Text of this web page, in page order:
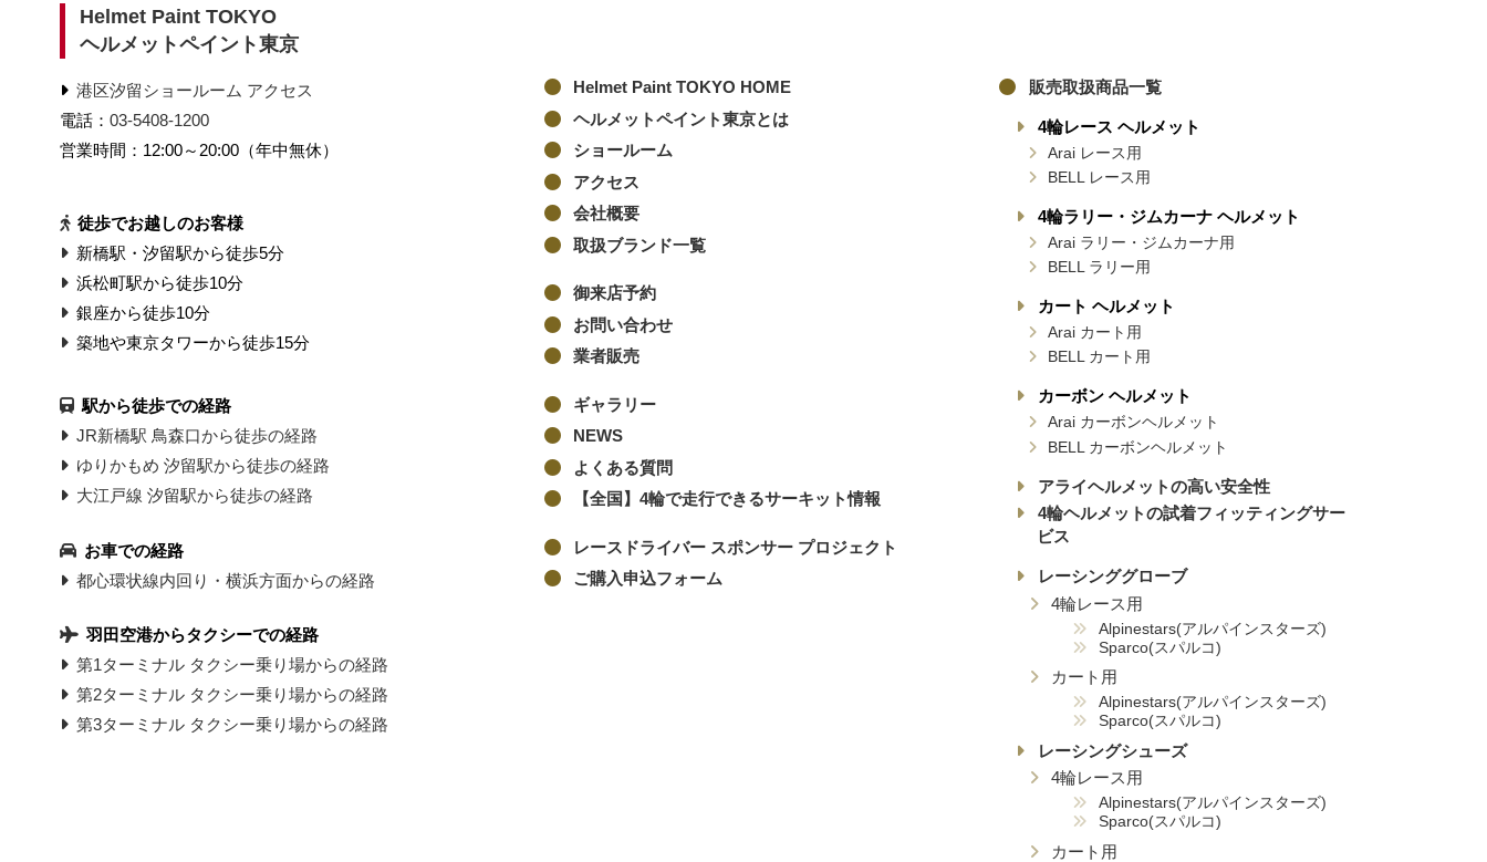
Helmet Paint TOKYO
ヘルメットペイント東京
港区汐留ショールーム アクセス
電話： 03-5408-1200
営業時間：12:00～20:00（年中無休）
徒歩でお越しのお客様
新橋駅・汐留駅から徒歩5分
浜松町駅から徒歩10分
銀座から徒歩10分
築地や東京タワーから徒歩15分
駅から徒歩での経路
JR新橋駅 鳥森口から徒歩の経路
ゆりかもめ 汐留駅から徒歩の経路
大江戸線 汐留駅から徒歩の経路
お車での経路
都心環状線内回り・横浜方面からの経路
羽田空港からタクシーでの経路
第1ターミナル タクシー乗り場からの経路
第2ターミナル タクシー乗り場からの経路
第3ターミナル タクシー乗り場からの経路
Helmet Paint TOKYO HOME
ヘルメットペイント東京とは
ショールーム
アクセス
会社概要
取扱ブランド一覧
御来店予約
お問い合わせ
業者販売
ギャラリー
NEWS
よくある質問
【全国】4輪で走行できるサーキット情報
レースドライバー スポンサー プロジェクト
ご購入申込フォーム
販売取扱商品一覧
4輪レース ヘルメット
Arai レース用
BELL レース用
4輪ラリー・ジムカーナ ヘルメット
Arai ラリー・ジムカーナ用
BELL ラリー用
カート ヘルメット
Arai カート用
BELL カート用
カーボン ヘルメット
Arai カーボンヘルメット
BELL カーボンヘルメット
アライヘルメットの高い安全性
4輪ヘルメットの試着フィッティングサー
ビス
レーシンググローブ
4輪レース用
Alpinestars(アルパインスターズ)
Sparco(スパルコ)
カート用
Alpinestars(アルパインスターズ)
Sparco(スパルコ)
レーシングシューズ
4輪レース用
Alpinestars(アルパインスターズ)
Sparco(スパルコ)
カート用